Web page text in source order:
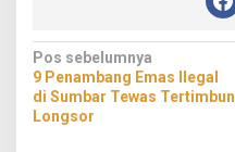
Navigasi
pos
Pos sebelumnya
9 Penambang Emas Ilegal
di Sumbar Tewas Tertimbun
Longsor